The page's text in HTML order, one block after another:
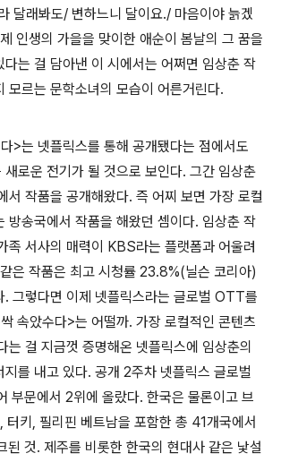
달래봐도/ 변하느니 달이요./ 마음이야 늙겠
인생의 가을을 맞이한 애순이 봄날의 그 꿈을
다는 걸 담아낸 이 시에서는 어쩌면 임상춘 작
모르는 문학소녀의 모습이 어른거린다.
>는 넷플릭스를 통해 공개됐다는 점에서도
새로운 전기가 될 것으로 보인다. 그간 임상춘
서 작품을 공개해왔다. 즉 어찌 보면 가장 로컬
방송국에서 작품을 해왔던 셈이다. 임상춘 작
족 서사의 매력이 KBS라는 플랫폼과 어울려
은 작품은 최고 시청률 23.8%(닐슨 코리아)
. 그렇다면 이제 넷플릭스라는 글로벌 OTT를
속았수다>는 어떨까. 가장 로컬적인 콘텐츠
는 걸 지금껏 증명해온 넷플릭스에 임상춘의
지를 내고 있다. 공개 2주차 넷플릭스 글로벌
부문에서 2위에 올랐다. 한국은 물론이고 브
터키, 필리핀 베트남을 포함한 총 41개국에서
된 것. 제주를 비롯한 한국의 현대사 같은 낯설